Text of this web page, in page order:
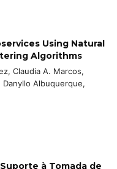
Using Natural
Algorithms
Claudia A. Marcos,
Danyllo Albuquerque,
à Tomada de